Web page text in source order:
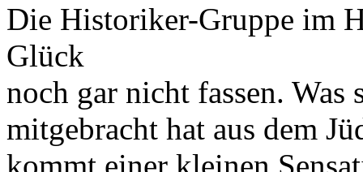
Die Historiker-Gruppe im
Glück
noch gar nicht fassen.
mitgebracht hat aus dem
kommt einer kleinen